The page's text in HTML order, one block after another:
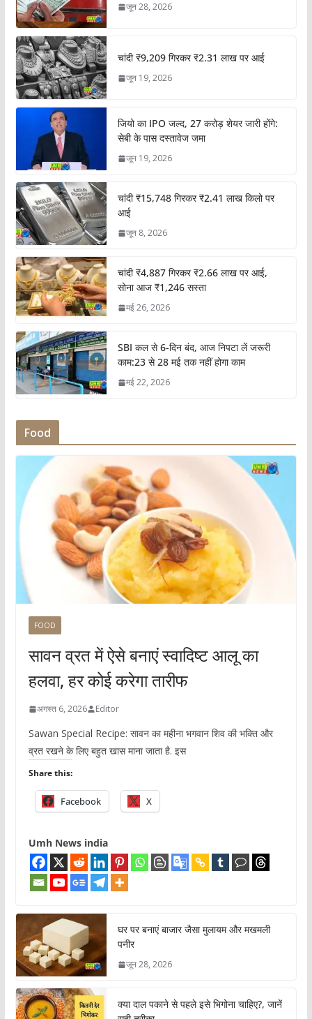
जून 28, 2026
चांदी ₹9,209 गिरकर ₹2.31 लाख पर आई
जून 19, 2026
जियो का IPO जल्द, 27 करोड़ शेयर जारी होंगे:
सेबी के पास दस्तावेज जमा
जून 19, 2026
चांदी ₹15,748 गिरकर ₹2.41 लाख किलो पर
आई
जून 8, 2026
चांदी ₹4,887 गिरकर ₹2.66 लाख पर आई,
सोना आज ₹1,246 सस्ता
मई 26, 2026
SBI कल से 6-दिन बंद, आज निपटा लें जरूरी
काम:23 से 28 मई तक नहीं होगा काम
मई 22, 2026
Food
FOOD
सावन व्रत में ऐसे बनाएं स्वादिष्ट आलू का
हलवा, हर कोई करेगा तारीफ
अगस्त 6, 2026 Editor
Sawan Special Recipe: सावन का महीना भगवान शिव की भक्ति और
व्रत रखने के लिए बहुत खास माना जाता है. इस
Share this:
Facebook X
Umh News india
घर पर बनाएं बाजार जैसा मुलायम और मखमली
पनीर
जून 28, 2026
क्या दाल पकाने से पहले इसे भिगोना चाहिए?, जानें